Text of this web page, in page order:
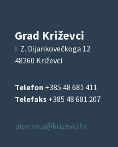
Grad Križevci
I. Z. Dijankovečkoga 12
48260 Križevci
Telefon +385 48 681 411
Telefaks +385 48 681 207
pisarnica@krizevci.hr